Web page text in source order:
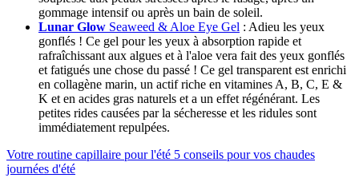
gommage intensif ou après un bain de soleil.
Lunar Glow Seaweed & Aloe Eye Gel : Adieu les yeux
gonflés ! Ce gel pour les yeux à absorption rapide et
rafraîchissant aux algues et à l'aloe vera fait des yeux gonflés
et fatigués une chose du passé ! Ce gel transparent est enrichi
en collagène marin, un actif riche en vitamines A, B, C, E &
K et en acides gras naturels et a un effet régénérant. Les
petites rides causées par la sécheresse et les ridules sont
immédiatement repulpées.
Votre routine capillaire pour l'été 5 conseils pour vos chaudes
journées d'été